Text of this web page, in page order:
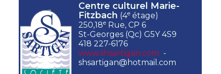
Centre culturel Marie-
Fitzbach (4e étage)
250,18e Rue, CP 6
St-Georges (Qc) G5Y 4S9
418 227-6176
www.shsartigan.com -
shsartigan@hotmail.com